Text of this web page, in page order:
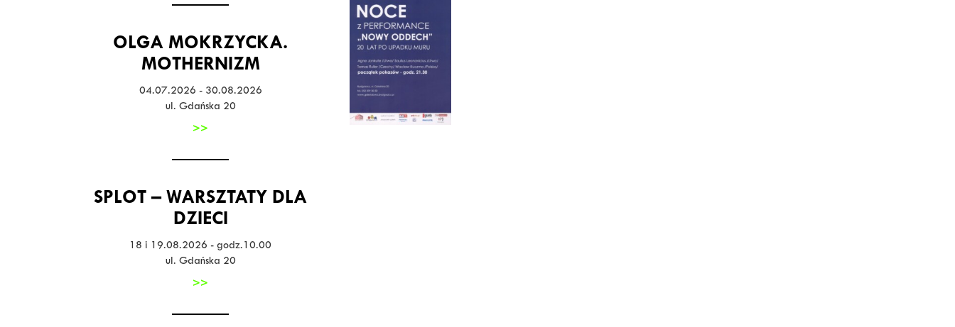
OLGA MOKRZYCKA.
MOTHERNIZM
04.07.2026 - 30.08.2026
ul. Gdańska 20
>>
SPLOT – WARSZTATY DLA
DZIECI
18 i 19.08.2026 - godz.10.00
ul. Gdańska 20
>>